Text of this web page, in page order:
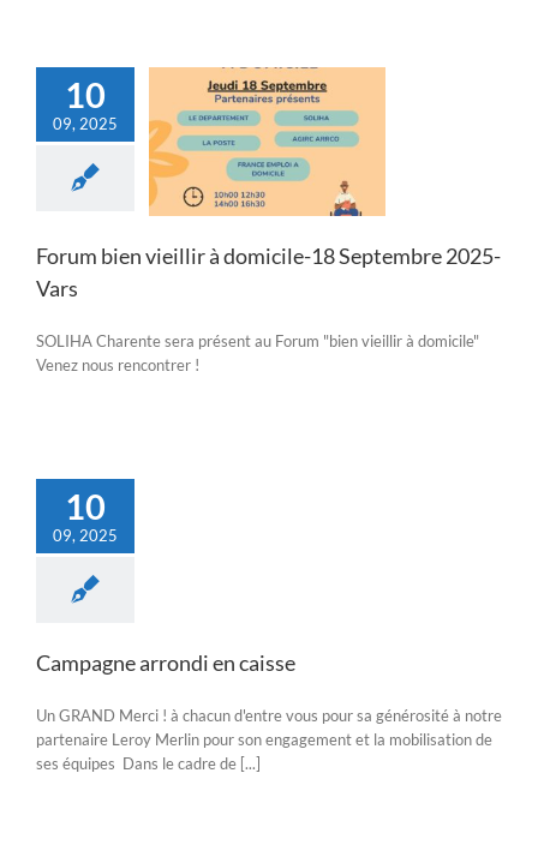
10
09, 2025
bien vieillir à
Forum bien vieillir à domicile-18 Septembre 2025-
Vars
SOLIHA Charente sera présent au Forum "bien vieillir à domicile"
Venez nous rencontrer !
10
09, 2025
Campagne arrondi en caisse
Un GRAND Merci ! à chacun d'entre vous pour sa générosité à notre
partenaire Leroy Merlin pour son engagement et la mobilisation de
ses équipes Dans le cadre de [...]